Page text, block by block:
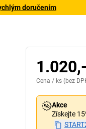
doručením
Cena / ks (bez
Akce
Získejte